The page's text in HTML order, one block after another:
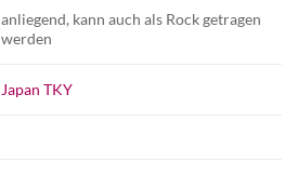
Japan TKY
anliegend, kann auch als Rock getragen
werden